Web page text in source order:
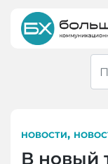
content
НОВОСТИ,
В новый